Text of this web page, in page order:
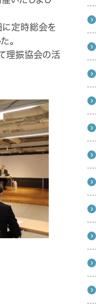
に定時総会を
。
理振協会の活